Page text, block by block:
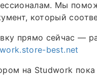
Мы
который
прямо сейчас —
best.net
на Studwork